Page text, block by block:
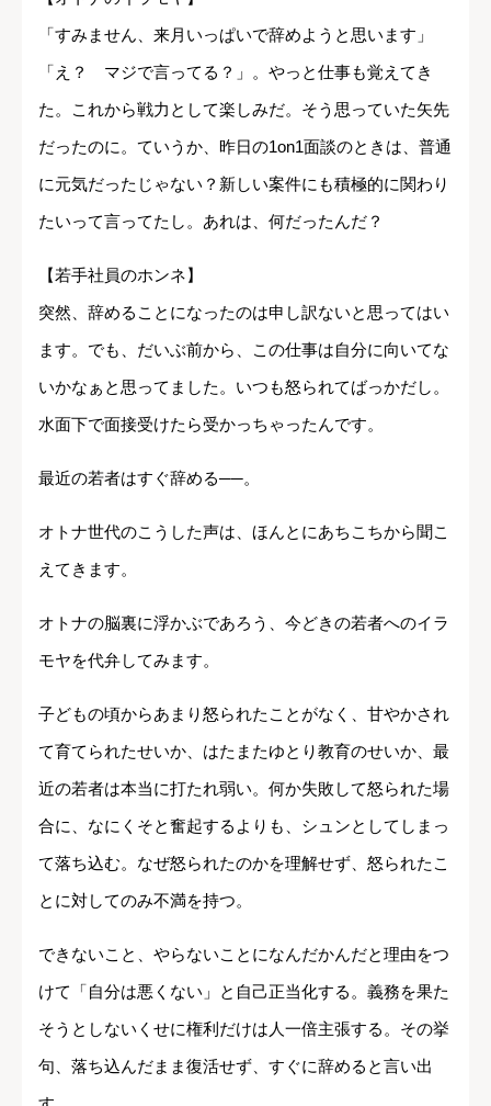
「すみません、来月いっぱいで辞めようと思います」
「え？ マジで言ってる？」。やっと仕事も覚えてき
た。これから戦力として楽しみだ。そう思っていた矢先
だったのに。ていうか、昨日の1on1面談のときは、普通
に元気だったじゃない？新しい案件にも積極的に関わり
たいって言ってたし。あれは、何だったんだ？
【若手社員のホンネ】
突然、辞めることになったのは申し訳ないと思ってはい
ます。でも、だいぶ前から、この仕事は自分に向いてな
いかなぁと思ってました。いつも怒られてばっかだし。
水面下で面接受けたら受かっちゃったんです。
最近の若者はすぐ辞める──。
オトナ世代のこうした声は、ほんとにあちこちから聞こ
えてきます。
オトナの脳裏に浮かぶであろう、今どきの若者へのイラ
モヤを代弁してみます。
子どもの頃からあまり怒られたことがなく、甘やかされ
て育てられたせいか、はたまたゆとり教育のせいか、最
近の若者は本当に打たれ弱い。何か失敗して怒られた場
合に、なにくそと奮起するよりも、シュンとしてしまっ
て落ち込む。なぜ怒られたのかを理解せず、怒られたこ
とに対してのみ不満を持つ。
できないこと、やらないことになんだかんだと理由をつ
けて「自分は悪くない」と自己正当化する。 義務を果た
そうとしないくせに権利だけは人一倍主張する。 その挙
句、落ち込んだまま復活せず、すぐに辞めると言い出